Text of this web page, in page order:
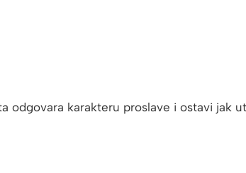
karakteru proslave i ostavi jak